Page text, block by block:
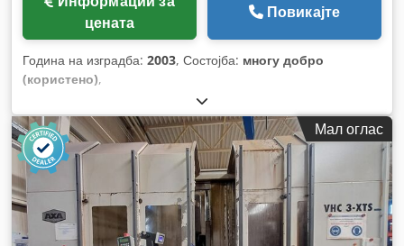
цената
Повикајте
Година на изградба: 2003, Состојба: многу добро
(користено),
Мал оглас